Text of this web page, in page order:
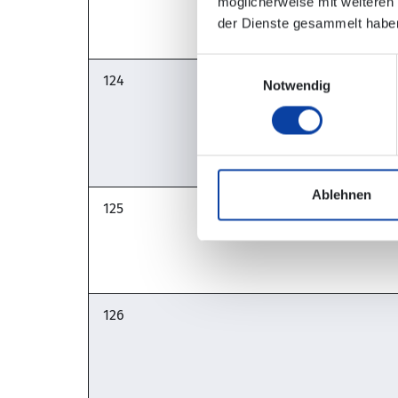
der Dienste gesammelt
Einwilligungsauswahl
Notwendig
Ablehnen
124
125
126